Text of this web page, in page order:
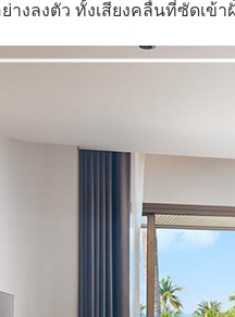
งลงตัว ทั้งเสียงคลื่นที่ซัดเข้